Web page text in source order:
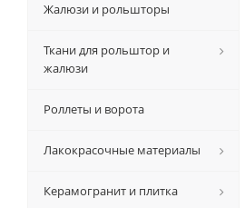
Жалюзи и рольшторы
Ткани для рольштор и
жалюзи
Роллеты и ворота
Лакокрасочные материалы
Керамогранит и плитка